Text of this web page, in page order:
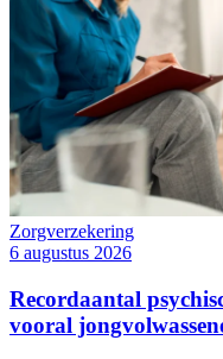
Zorgverzekering
6 augustus 2026
Recordaantal
vooral